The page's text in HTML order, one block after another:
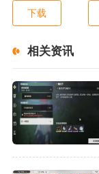
下载
相关资讯